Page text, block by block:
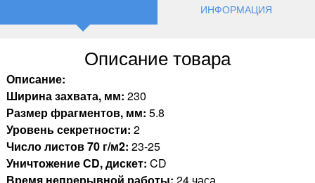
ИНФОРМАЦИЯ
Описание товара
Описание:
Ширина захвата, мм: 230
Размер фрагментов, мм: 5.8
Уровень секретности: 2
Число листов 70 г/м2: 23-25
Уничтожение СD, дискет: CD